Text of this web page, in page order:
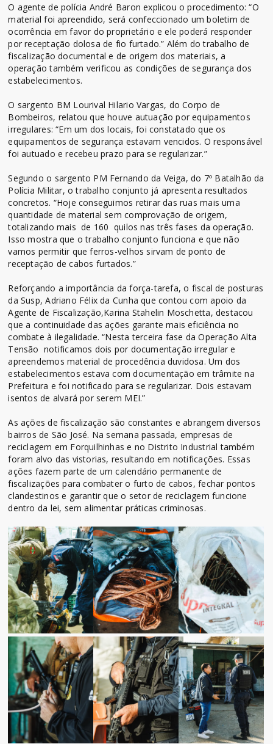
O agente de polícia André Baron explicou o procedimento: “O
material foi apreendido, será confeccionado um boletim de
ocorrência em favor do proprietário e ele poderá responder
por receptação dolosa de fio furtado.” Além do trabalho de
fiscalização documental e de origem dos materiais, a
operação também verificou as condições de segurança dos
estabelecimentos.
O sargento BM Lourival Hilario Vargas, do Corpo de
Bombeiros, relatou que houve autuação por equipamentos
irregulares: “Em um dos locais, foi constatado que os
equipamentos de segurança estavam vencidos. O responsável
foi autuado e recebeu prazo para se regularizar.”
Segundo o sargento PM Fernando da Veiga, do 7º Batalhão da
Polícia Militar, o trabalho conjunto já apresenta resultados
concretos. “Hoje conseguimos retirar das ruas mais uma
quantidade de material sem comprovação de origem,
totalizando mais de 160 quilos nas três fases da operação.
Isso mostra que o trabalho conjunto funciona e que não
vamos permitir que ferros-velhos sirvam de ponto de
receptação de cabos furtados.”
Reforçando a importância da força-tarefa, o fiscal de posturas
da Susp, Adriano Félix da Cunha que contou com apoio da
Agente de Fiscalização,Karina Stahelin Moschetta, destacou
que a continuidade das ações garante mais eficiência no
combate à ilegalidade. “Nesta terceira fase da Operação Alta
Tensão notificamos dois por documentação irregular e
apreendemos material de procedência duvidosa. Um dos
estabelecimentos estava com documentação em trâmite na
Prefeitura e foi notificado para se regularizar. Dois estavam
isentos de alvará por serem MEI.”
As ações de fiscalização são constantes e abrangem diversos
bairros de São José. Na semana passada, empresas de
reciclagem em Forquilhinhas e no Distrito Industrial também
foram alvo das vistorias, resultando em notificações. Essas
ações fazem parte de um calendário permanente de
fiscalizações para combater o furto de cabos, fechar pontos
clandestinos e garantir que o setor de reciclagem funcione
dentro da lei, sem alimentar práticas criminosas.